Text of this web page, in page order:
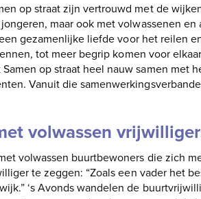
op straat zijn vertrouwd met de
maar ook met volwassenen
gezamenlijke liefde voor het reilen
tot meer begrip komen voor
op straat heel nauw samen met
Vanuit die
volwassen
volwassen buurtbewoners die zich
te zeggen: “Zoals een vader het
‘s Avonds wandelen de